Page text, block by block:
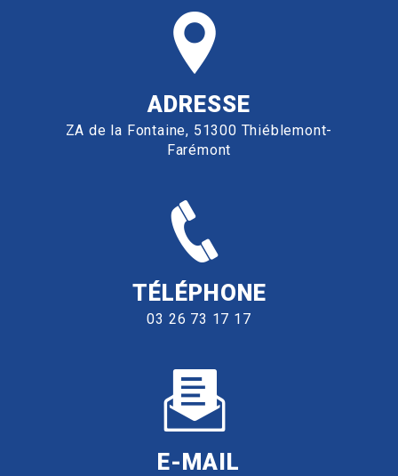
ADRESSE
ZA de la Fontaine, 51300 Thiéblemont-
Farémont
TÉLÉPHONE
03 26 73 17 17
E-MAIL